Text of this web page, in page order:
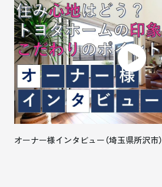
オーナー様インタビュー（埼玉県所沢市）